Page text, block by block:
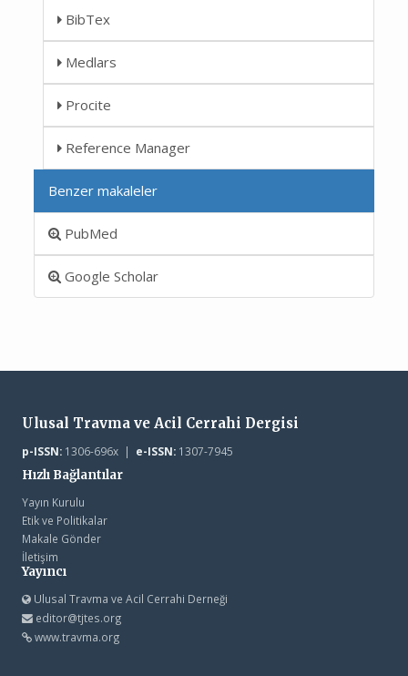
BibTex
Medlars
Procite
Reference Manager
Benzer makaleler
PubMed
Google Scholar
Ulusal Travma ve Acil Cerrahi Dergisi
p-ISSN:1306-696x | e-ISSN:1307-7945
Hızlı Bağlantılar
Yayın Kurulu
Etik ve Politikalar
Makale Gönder
İletişim
Yayıncı
Ulusal Travma ve Acil Cerrahi Derneği
editor@tjtes.org
www.travma.org